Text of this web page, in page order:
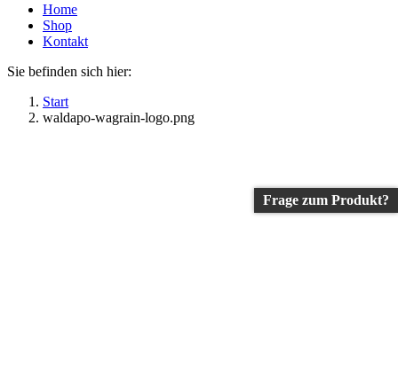
Home
Shop
Kontakt
Sie befinden sich hier:
Start
waldapo-wagrain-logo.png
Frage zum Produkt?